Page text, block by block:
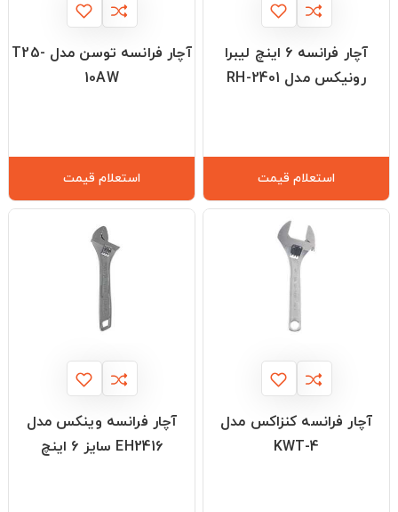
آچار فرانسه ۶ اینچ لیبرا
رونیکس مدل RH-2401
استعلام قیمت
آچار فرانسه توسن مدل T25-
10AW
استعلام قیمت
آچار فرانسه کنزاکس مدل
KWT-4
آچار فرانسه وینکس مدل
EH2416 سایز 6 اینچ